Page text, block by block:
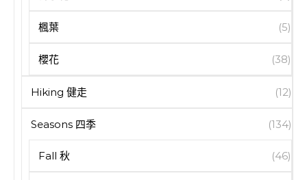
楓葉 (5)
櫻花 (38)
Hiking 健走 (12)
Seasons 四季 (134)
Fall 秋 (46)